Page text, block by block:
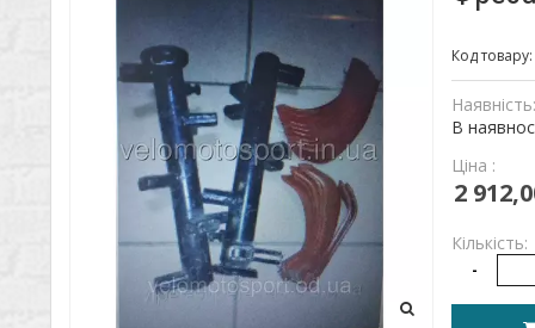
Код товару:
Наявність:
В
Ціна :
2
Кількість:
-